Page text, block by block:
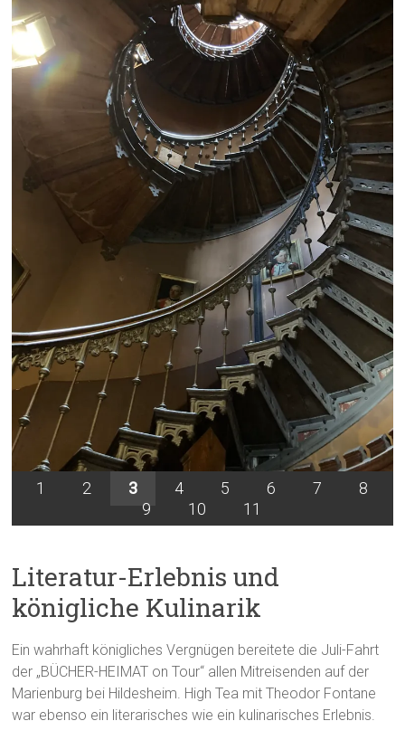
1 2 3 4 5 6 7
8
9
10 11
Literatur-Erlebnis und
königliche Kulinarik
Ein wahrhaft königliches Vergnügen bereitete die Juli-Fahrt
der „BÜCHER-HEIMAT on Tour“ allen Mitreisenden auf der
Marienburg bei Hildesheim. High Tea mit Theodor Fontane
war ebenso ein literarisches wie ein kulinarisches Erlebnis.